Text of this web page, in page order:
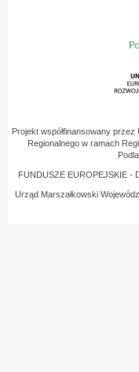
Projekt współfinansowany
Regionalnego w ramach
FUNDUSZE EUROPEJSKIE -
Urząd Marszałkowski